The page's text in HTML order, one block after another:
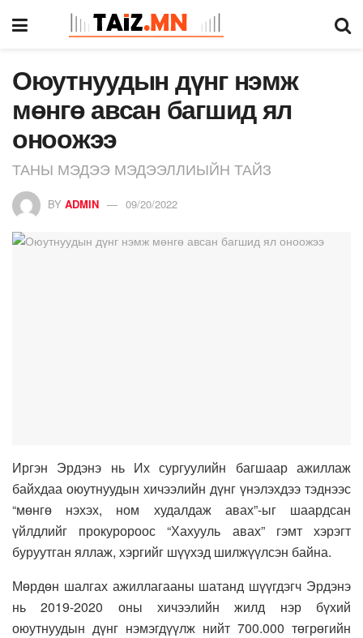
Оюутнуудын дүнг нэмж
мөнгө авсан багшид ял
оноожээ
ТАНЫ МЭДЭЭ МЭДЭЭЛЛИЫЙН ТАЙЗ
BY ADMIN 09/20/2022
Иргэн Эрдэнэ нь Их сургуулийн багшаар ажиллаж
байхдаа оюутнуудын хичээлийн дүнг үнэлэхдээ тэднээс
“мөнгө нэхэх, ном худалдаж авах”-ыг шаардсан
үйлдлийг прокуророос “Хахууль авах” гэмт хэрэгт
буруутган яллаж, хэргийг шүүхэд шилжүүлсэн байна.
Мөрдөн шалгах ажиллагааны шатанд шүүгдэгч Эрдэнэ
нь 2019-2020 оны хичээлийн жилд нэр бүхий
оюутнуудын дүнг нэмэгдүүлж нийт 700.000 төгрөгийн